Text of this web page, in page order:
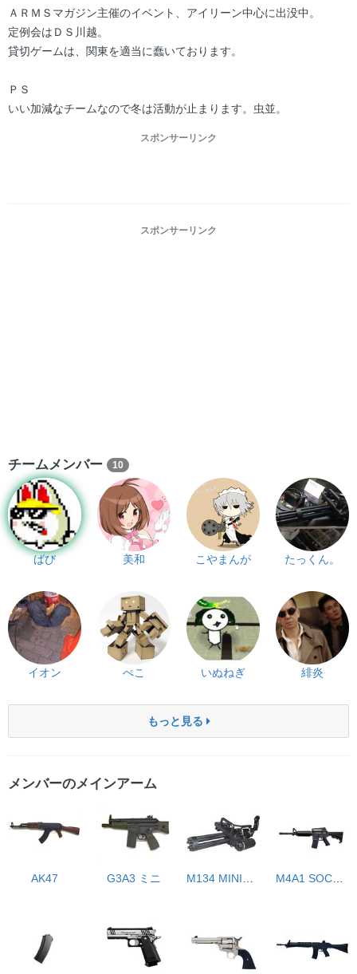
ＡＲＭＳマガジン主催のイベント、アイリーン中心に出没中。
定例会はＤＳ川越。
貸切ゲームは、関東を適当に蠢いております。
ＰＳ
いい加減なチームなので冬は活動が止まります。虫並。
スポンサーリンク
スポンサーリンク
チームメンバー 10
ばび 美和 こやまんが たっくん。
イオン ぺこ いぬねぎ 緋炎
もっと見る
メンバーのメインアーム
AK47 G3A3 ミニ